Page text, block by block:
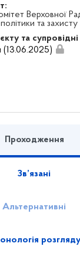
Верховної
та
та
(13.06.2025)
Проходження
Зв’язані
Альтернативні
розгляду